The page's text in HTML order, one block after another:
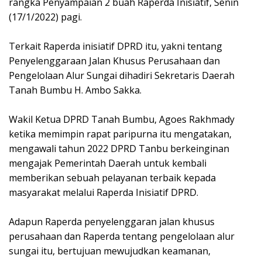
o
k
p
rangka Penyampaian 2 buah Raperda Inisiatif, Senin
(17/1/2022) pagi.
Terkait Raperda inisiatif DPRD itu, yakni tentang
Penyelenggaraan Jalan Khusus Perusahaan dan
Pengelolaan Alur Sungai dihadiri Sekretaris Daerah
Tanah Bumbu H. Ambo Sakka.
Wakil Ketua DPRD Tanah Bumbu, Agoes Rakhmady
ketika memimpin rapat paripurna itu mengatakan,
mengawali tahun 2022 DPRD Tanbu berkeinginan
mengajak Pemerintah Daerah untuk kembali
memberikan sebuah pelayanan terbaik kepada
masyarakat melalui Raperda Inisiatif DPRD.
Adapun Raperda penyelenggaran jalan khusus
perusahaan dan Raperda tentang pengelolaan alur
sungai itu, bertujuan mewujudkan keamanan,